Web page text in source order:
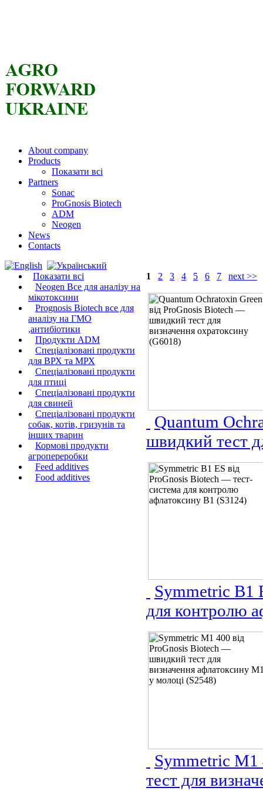
About company
Products
Показати всі
Partners
Sonac
ProGnosis Biotech
ADM
Neogen
News
Contacts
Показати всі
Neogen Все для аналізу на
мікотоксини
Prognosis Biotech все для
аналізу на ГМО
,антибіотики
Продукти ADM
Спеціалізовані продукти
для ВРХ та МРХ
Спеціалізовані продукти
для птиці
Спеціалізовані продукти
для свиней
Спеціалізовані продукти
собак, котів, гризунів та
інших тварин
Кормові продукти
агропереробки
Feed additives
Food additives
1 2 3 4 5 6 7 next >>
Quantum
швидкий тест
Symmetric B1
для контролю
Symmetric
тест для